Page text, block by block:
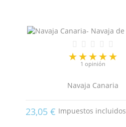
1 opinión
Navaja Canaria
23,05 € Impuestos incluidos